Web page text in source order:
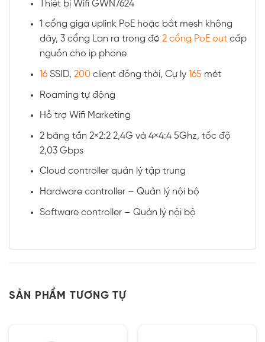
Thiết bị Wifi GWN7624
1 cổng giga uplink PoE hoặc bắt mesh không
dây, 3 cổng Lan ra trong đó 2 cổng PoE outcấp
nguồn cho ip phone
16SSID, 200client đồng thời, Cự ly 165 mét
Roaming tự động
Hỗ trợ Wifi Marketing
2 băng tần 2×2:2 2,4G và 4×4:4 5Ghz, tốc độ
2,03 Gbps
Cloud controller quản lý tập trung
Hardware controller – Quản lý nội bộ
Software controller – Quản lý nội bộ
SẢN PHẨM TƯƠNG TỰ